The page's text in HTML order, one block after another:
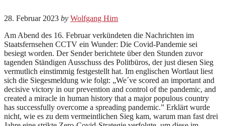
28. Februar 2023 by Wolfgang Hirn
Am Abend des 16. Februar verkündeten die Nachrichten im
Staatsfernsehen CCTV ein Wunder: Die Covid-Pandemie sei
besiegt worden. Der Sender berichtete über den Stunden zuvor
tagenden Ständigen Ausschuss des Politbüros, der just diesen Sieg
vermutlich einstimmig festgestellt hat. Im englischen Wortlaut liest
sich die Siegesmeldung wie folgt: „We´ve scored an important and
decisive victory in our prevention and control of the pandemic, and
created a miracle in human history that a major populous country
has successfully overcome a spreading pandemic.” Erklärt wurde
nicht, wie es zu dem vermeintlichen Sieg kam, warum man fast drei